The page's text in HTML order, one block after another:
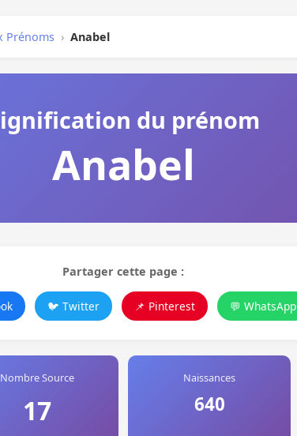
Prénoms › Anabel
du prénom
Anabel
Partager cette page :
🐦 Twitter 📌 Pinterest 💬 WhatsApp
Nombre Source
17
Naissances
640